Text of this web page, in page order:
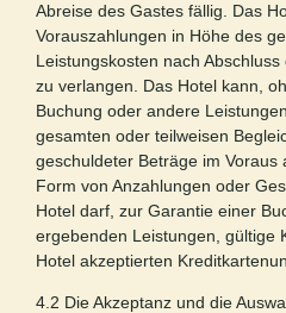
Abreise des Gastes fällig. Das
Vorauszahlungen in Höhe des
Leistungskosten nach
zu verlangen. Das Hotel kann,
Buchung oder andere
gesamten oder teilweisen
geschuldeter Beträge im
Form von Anzahlungen oder
Hotel darf, zur Garantie einer
ergebenden Leistungen, gültige
Hotel akzeptierten
4.2 Die Akzeptanz und die